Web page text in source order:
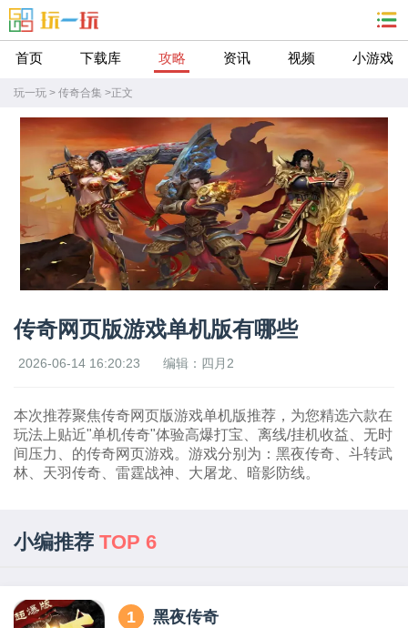
首页 下载库 攻略 资讯 视频 小游戏
玩一玩 > 传奇合集 >正文
传奇网页版游戏单机版有哪些
2026-06-14 16:20:23 编辑：四月2
本次推荐聚焦传奇网页版游戏单机版推荐，为您精选六款在
玩法上贴近"单机传奇"体验高爆打宝、离线/挂机收益、无时
间压力、的传奇网页游戏。游戏分别为：黑夜传奇、斗转武
林、天羽传奇、雷霆战神、大屠龙、暗影防线。
小编推荐 TOP 6
1 黑夜传奇